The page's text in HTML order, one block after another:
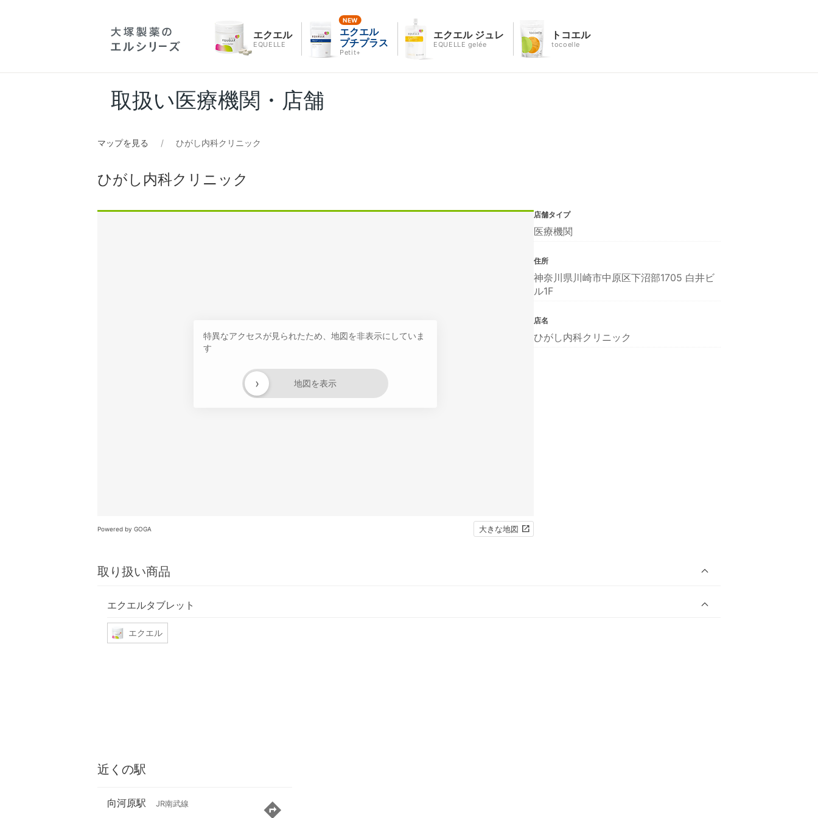
エクエル
EQUELLE
エクエル
プチプラス
Petit+
エクエル ジュレ
EQUELLE gelée
トコエル
tocoelle
取扱い医療機関・店舗
マップを見る ひがし内科クリニック
ひがし内科クリニック
特異なアクセスが見られたため、地図を非表示にしていま
す
地図を表示
›
Powered by GOGA 大きな地図
取り扱い商品
エクエルタブレット
エクエル
店舗タイプ
医療機関
住所
神奈川県川崎市中原区下沼部1705 白井ビ
ル1F
店名
ひがし内科クリニック
近くの駅
向河原駅 JR南武線